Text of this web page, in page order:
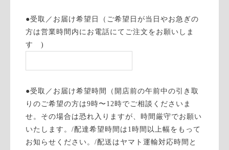
●受取／お届け希望日（ご希望日が当日やお急ぎの
方は営業時間内にお電話にてご注文をお願いしま
す )
●受取／お届け希望時間（開店前の午前中の引き取
りのご希望の方は9時〜12時でご相談くださいま
せ。その場合は恐れ入りますが、時間厳守でお願い
いたします。/配達希望時間は1時間以上幅をもって
お知らせください。/配送はヤマト運輸対応時間と